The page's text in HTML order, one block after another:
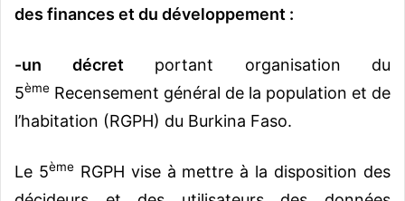
des finances et du développement :
-un décret portant organisation du
5ème Recensement général de la population et de
l’habitation (RGPH) du Burkina Faso.
Le 5èmeRGPH vise à mettre à la disposition des